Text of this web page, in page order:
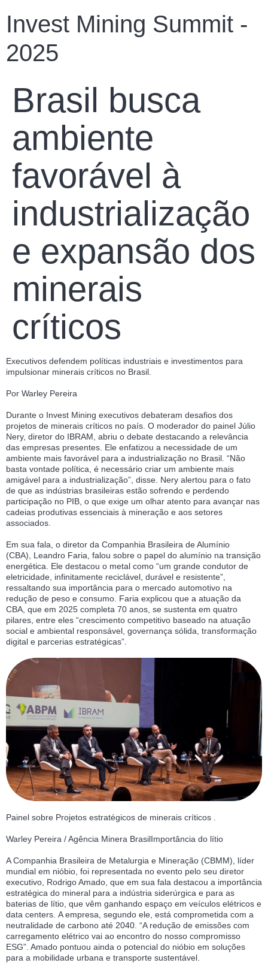
Invest Mining Summit -
2025
Brasil busca
ambiente
favorável à
industrialização
e expansão dos
minerais
críticos
Executivos defendem políticas industriais e investimentos para
impulsionar minerais críticos no Brasil.
Por Warley Pereira
Durante o Invest Mining executivos debateram desafios dos
projetos de minerais críticos no país. O moderador do painel Júlio
Nery, diretor do IBRAM, abriu o debate destacando a relevância
das empresas presentes. Ele enfatizou a necessidade de um
ambiente mais favorável para a industrialização no Brasil. “Não
basta vontade política, é necessário criar um ambiente mais
amigável para a industrialização”, disse. Nery alertou para o fato
de que as indústrias brasileiras estão sofrendo e perdendo
participação no PIB, o que exige um olhar atento para avançar nas
cadeias produtivas essenciais à mineração e aos setores
associados.
Em sua fala, o diretor da Companhia Brasileira de Alumínio
(CBA), Leandro Faria, falou sobre o papel do alumínio na transição
energética. Ele destacou o metal como “um grande condutor de
eletricidade, infinitamente reciclável, durável e resistente”,
ressaltando sua importância para o mercado automotivo na
redução de peso e consumo. Faria explicou que a atuação da
CBA, que em 2025 completa 70 anos, se sustenta em quatro
pilares, entre eles “crescimento competitivo baseado na atuação
social e ambiental responsável, governança sólida, transformação
digital e parcerias estratégicas”.
Painel sobre Projetos estratégicos de minerais críticos .
Warley Pereira / Agência Minera BrasilImportância do lítio
A Companhia Brasileira de Metalurgia e Mineração (CBMM), líder
mundial em nióbio, foi representada no evento pelo seu diretor
executivo, Rodrigo Amado, que em sua fala destacou a importância
estratégica do mineral para a indústria siderúrgica e para as
baterias de lítio, que vêm ganhando espaço em veículos elétricos e
data centers. A empresa, segundo ele, está comprometida com a
neutralidade de carbono até 2040. “A redução de emissões com
carregamento elétrico vai ao encontro do nosso compromisso
ESG”. Amado pontuou ainda o potencial do nióbio em soluções
para a mobilidade urbana e transporte sustentável.